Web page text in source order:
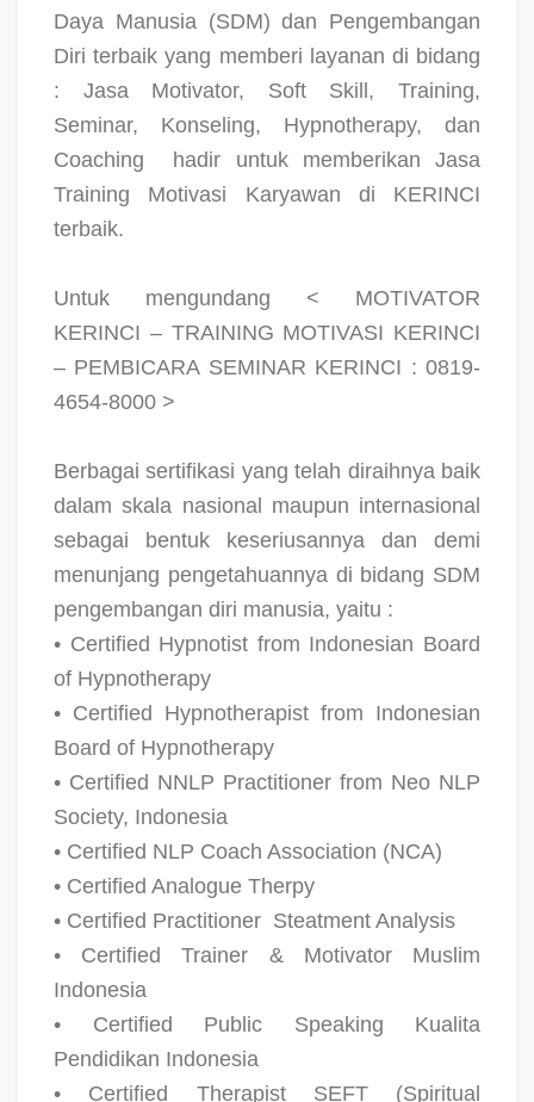
Daya Manusia (SDM) dan Pengembangan
Diri terbaik yang memberi layanan di bidang
: Jasa Motivator, Soft Skill, Training,
Seminar, Konseling, Hypnotherapy, dan
Coaching
hadir untuk memberikan Jasa
Training Motivasi Karyawan di KERINCI
terbaik.
Untuk mengundang < MOTIVATOR
KERINCI – TRAINING MOTIVASI KERINCI
– PEMBICARA SEMINAR KERINCI : 0819-
4654-8000 >
Berbagai sertifikasi yang telah diraihnya baik
dalam skala nasional maupun internasional
sebagai bentuk keseriusannya dan demi
menunjang pengetahuannya di bidang SDM
pengembangan diri manusia, yaitu :
• Certified Hypnotist from Indonesian Board
of Hypnotherapy
• Certified Hypnotherapist from Indonesian
Board of Hypnotherapy
• Certified NNLP Practitioner from Neo NLP
Society, Indonesia
• Certified NLP Coach Association (NCA)
• Certified Analogue Therpy
• Certified Practitioner Steatment Analysis
• Certified Trainer & Motivator Muslim
Indonesia
• Certified Public Speaking Kualita
Pendidikan Indonesia
• Certified Therapist SEFT (Spiritual